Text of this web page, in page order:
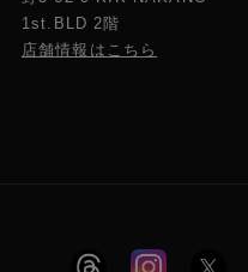
1st.BLD 2階
店舗情報はこちら